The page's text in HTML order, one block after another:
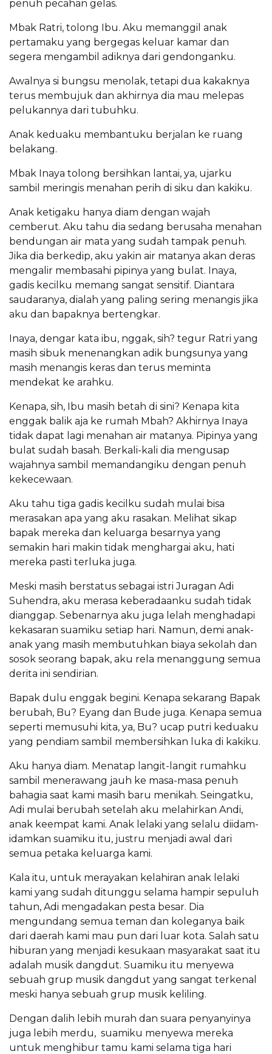
penuh pecahan gelas.
Mbak Ratri, tolong Ibu. Aku memanggil anak
pertamaku yang bergegas keluar kamar dan
segera mengambil adiknya dari gendonganku.
Awalnya si bungsu menolak, tetapi dua kakaknya
terus membujuk dan akhirnya dia mau melepas
pelukannya dari tubuhku.
Anak keduaku membantuku berjalan ke ruang
belakang.
Mbak Inaya tolong bersihkan lantai, ya, ujarku
sambil meringis menahan perih di siku dan kakiku.
Anak ketigaku hanya diam dengan wajah
cemberut. Aku tahu dia sedang berusaha menahan
bendungan air mata yang sudah tampak penuh.
Jika dia berkedip, aku yakin air matanya akan deras
mengalir membasahi pipinya yang bulat. Inaya,
gadis kecilku memang sangat sensitif. Diantara
saudaranya, dialah yang paling sering menangis jika
aku dan bapaknya bertengkar.
Inaya, dengar kata ibu, nggak, sih? tegur Ratri yang
masih sibuk menenangkan adik bungsunya yang
masih menangis keras dan terus meminta
mendekat ke arahku.
Kenapa, sih, Ibu masih betah di sini? Kenapa kita
enggak balik aja ke rumah Mbah? Akhirnya Inaya
tidak dapat lagi menahan air matanya. Pipinya yang
bulat sudah basah. Berkali-kali dia mengusap
wajahnya sambil memandangiku dengan penuh
kekecewaan.
Aku tahu tiga gadis kecilku sudah mulai bisa
merasakan apa yang aku rasakan. Melihat sikap
bapak mereka dan keluarga besarnya yang
semakin hari makin tidak menghargai aku, hati
mereka pasti terluka juga.
Meski masih berstatus sebagai istri Juragan Adi
Suhendra, aku merasa keberadaanku sudah tidak
dianggap. Sebenarnya aku juga lelah menghadapi
kekasaran suamiku setiap hari. Namun, demi anak-
anak yang masih membutuhkan biaya sekolah dan
sosok seorang bapak, aku rela menanggung semua
derita ini sendirian.
Bapak dulu enggak begini. Kenapa sekarang Bapak
berubah, Bu? Eyang dan Bude juga. Kenapa semua
seperti memusuhi kita, ya, Bu? ucap putri keduaku
yang pendiam sambil membersihkan luka di kakiku.
Aku hanya diam. Menatap langit-langit rumahku
sambil menerawang jauh ke masa-masa penuh
bahagia saat kami masih baru menikah. Seingatku,
Adi mulai berubah setelah aku melahirkan Andi,
anak keempat kami. Anak lelaki yang selalu diidam-
idamkan suamiku itu, justru menjadi awal dari
semua petaka keluarga kami.
Kala itu, untuk merayakan kelahiran anak lelaki
kami yang sudah ditunggu selama hampir sepuluh
tahun, Adi mengadakan pesta besar. Dia
mengundang semua teman dan koleganya baik
dari daerah kami mau pun dari luar kota. Salah satu
hiburan yang menjadi kesukaan masyarakat saat itu
adalah musik dangdut. Suamiku itu menyewa
sebuah grup musik dangdut yang sangat terkenal
meski hanya sebuah grup musik keliling.
Dengan dalih lebih murah dan suara penyanyinya
juga lebih merdu, suamiku menyewa mereka
untuk menghibur tamu kami selama tiga hari